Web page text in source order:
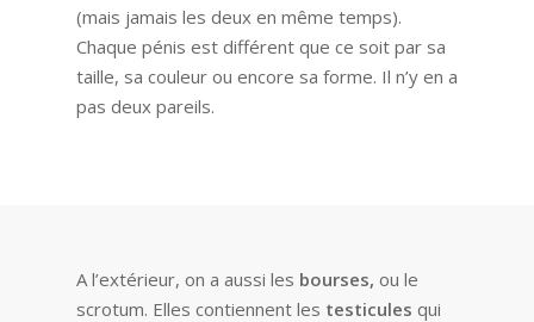
(mais jamais les deux en même temps).
Chaque pénis est différent que ce soit par sa
taille, sa couleur ou encore sa forme. Il n’y en a
pas deux pareils.
A l’extérieur, on a aussi les bourses, ou le
scrotum. Elles contiennent les testicules qui